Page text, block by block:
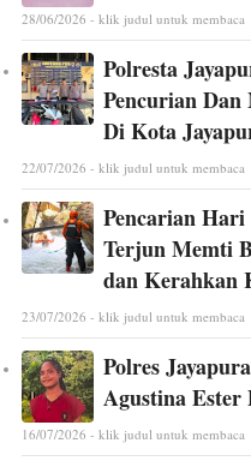
28/06/2026 - klik judul untuk membaca
Polresta
Pencurian Dan
Di Kota
22/07/2026 - klik judul untuk membaca
Pencarian
Terjun Memti
dan Kerahkan
23/07/2026 - klik judul untuk membaca
Polres
Agustina Ester
16/07/2026 - klik judul untuk membaca